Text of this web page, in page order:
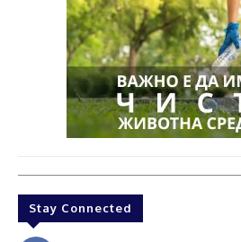
Stay Connected